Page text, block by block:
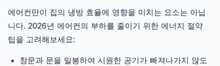
에어컨만이 집의 냉방 효율에 영향을 미치는 요소는 아닙
니다. 2026년 에어컨의 부하를 줄이기 위한 에너지 절약
팁을 고려해보세요:
창문과 문을 밀봉하여 시원한 공기가 빠져나가지 않도